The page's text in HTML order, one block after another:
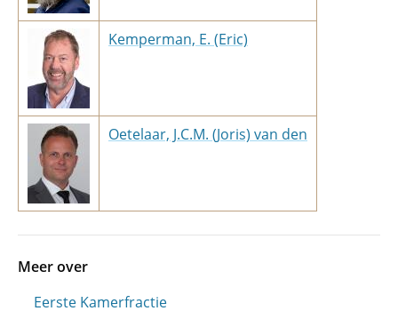
Kemperman, E. (Eric)
Oetelaar, J.C.M. (Joris) van den
Meer over
Eerste Kamerfractie